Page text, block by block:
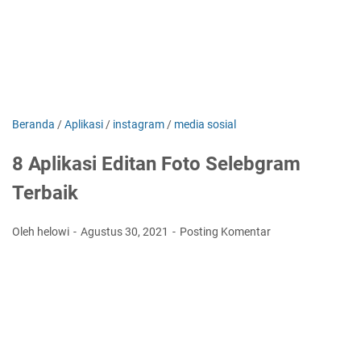
Beranda /Aplikasi / instagram / media sosial
8 Aplikasi Editan Foto Selebgram
Terbaik
Oleh helowi Agustus 30, 2021 Posting Komentar